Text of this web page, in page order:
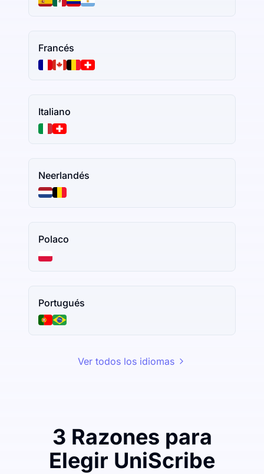
Francés
Italiano
Neerlandés
Polaco
Portugués
Ver todos los idiomas
3 Razones para
Elegir UniScribe